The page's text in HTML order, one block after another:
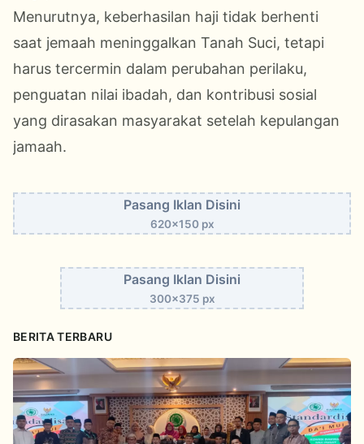
Menurutnya, keberhasilan haji tidak berhenti
saat jemaah meninggalkan Tanah Suci, tetapi
harus tercermin dalam perubahan perilaku,
penguatan nilai ibadah, dan kontribusi sosial
yang dirasakan masyarakat setelah kepulangan
jamaah.
Pasang Iklan Disini
620x150 px
Pasang Iklan Disini
300x375 px
BERITA TERBARU